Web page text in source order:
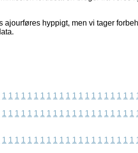
hyppigt, men vi tager
1 1 1 1 1 1 1 1 1 1 1 1 1 1 1 1 1 1 1 1 1
1 1 1 1 1 1 1 1 1 1 1 1 1 1 1 1 1 1 1 1 1
1 1 1 1 1 1 1 1 1 1 1 1 1 1 1 1 1 1 1 1 1